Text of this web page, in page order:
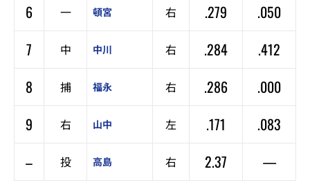
6
一 頓宮 右 .279
.050
7
中 中川 右 .284
.412
8
捕 福永 右 .286
.000
9
右 山中 左 .171
.083
–
投 高島 右 2.37 —